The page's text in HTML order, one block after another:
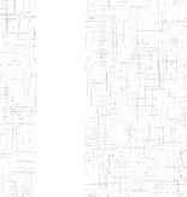
LES
ENIET
ENIET